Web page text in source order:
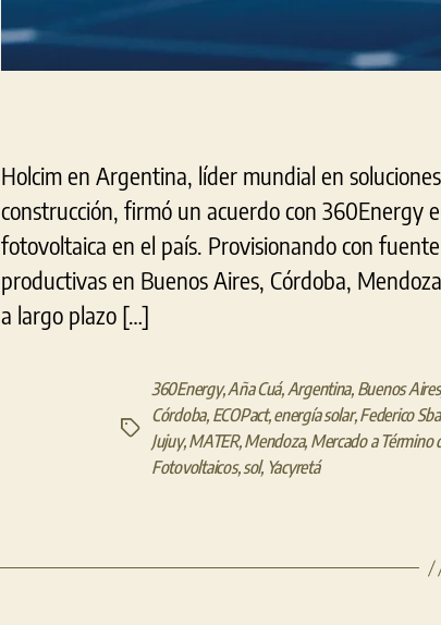
Holcim en Argentina, líder mundial en
construcción, firmó un acuerdo con 360Energy
fotovoltaica en el país. Provisionando con
productivas en Buenos Aires, Córdoba,
a largo plazo […]
Etiquetas
360Energy,Aña Cuá,Argentina, Buenos Aires
Córdoba, ECOPact,energía solar,Federico
Jujuy,MATER,Mendoza, Mercado a Término
Fotovoltaicos,sol, Yacyretá